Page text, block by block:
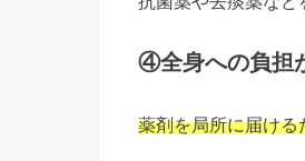
④全身への負担
薬剤を局所に届け